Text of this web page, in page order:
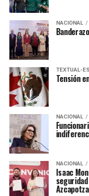
NACIONAL
TEXTUAL-ES
Tensión
NACIONAL
NACIONAL
Isaac